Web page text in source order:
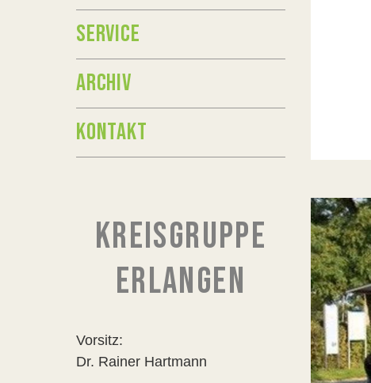
SERVICE
ARCHIV
KONTAKT
KREISGRUPPE
ERLANGEN
Vorsitz:
Dr. Rainer Hartmann